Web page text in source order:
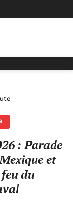
en couleurs
: Parade
et
du